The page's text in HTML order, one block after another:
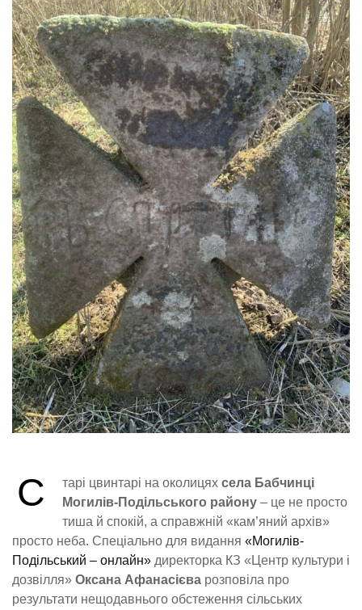
С тарі цвинтарі на околицях села Бабчинці
Могилів-Подільського району – це не просто
тиша й спокій, а справжній «кам’яний архів»
просто неба. Спеціально для видання «Могилів-
Подільський – онлайн» директорка КЗ «Центр культури і
дозвілля» Оксана Афанасієва розповіла про
результати нещодавнього обстеження сільських